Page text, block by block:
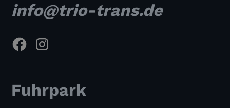
info@trio-trans.de
Fuhrpark